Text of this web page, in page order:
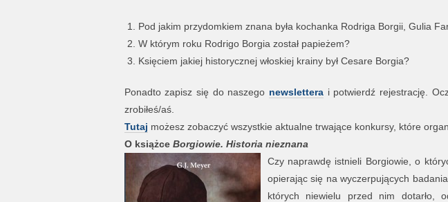
Pod jakim przydomkiem znana była kochanka Rodriga Borgii, Gulia
W którym roku Rodrigo Borgia został papieżem?
Księciem jakiej historycznej włoskiej krainy był Cesare Borgia?
Ponadto zapisz się do naszego newsletterai potwierdź rejestrację.
zrobiłeś/aś.
Tutaj możesz zobaczyć wszystkie aktualne trwające konkursy, które
O książce Borgiowie. Historia nieznana
Czy naprawdę istnieli Borgiowie, o
opierając się na wyczerpujących
których niewielu przed nim dotarło,